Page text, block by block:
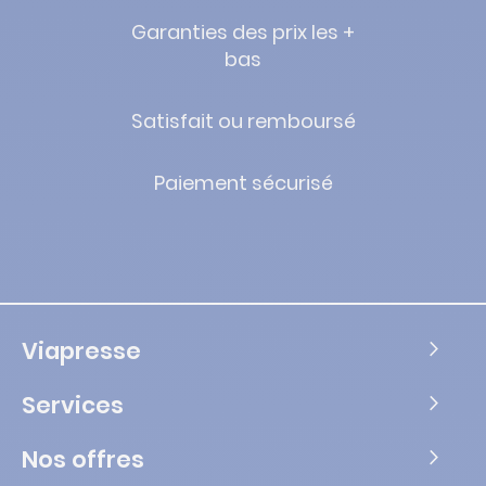
Garanties des prix les +
bas
Satisfait ou remboursé
Paiement sécurisé
Viapresse
Services
Nos offres